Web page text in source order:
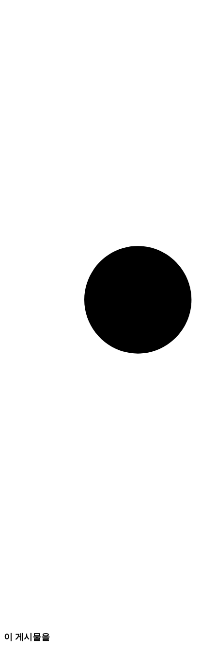
이 게시물을